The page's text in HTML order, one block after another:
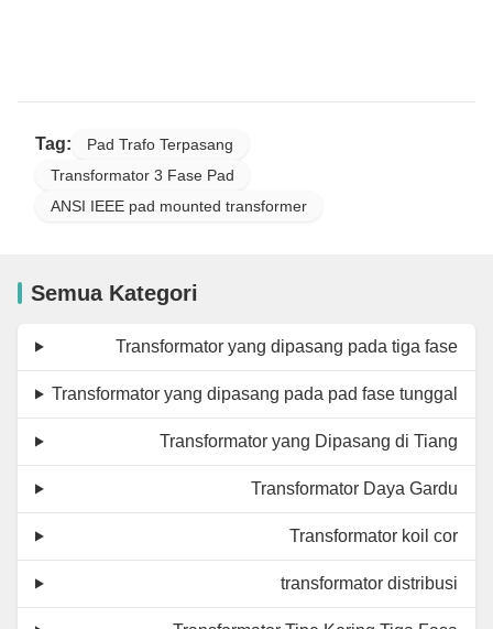
Tag:
Pad Trafo Terpasang
Transformator 3 Fase Pad
ANSI IEEE pad mounted transformer
Semua Kategori
Transformator yang dipasang pada tiga fase
Transformator yang dipasang pada pad fase tunggal
Transformator yang Dipasang di Tiang
Transformator Daya Gardu
Transformator koil cor
transformator distribusi